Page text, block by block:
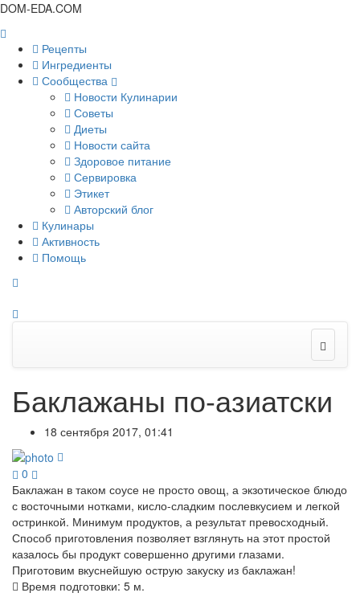
DOM-EDA.COM
Рецепты
Ингредиенты
Сообщества
Новости Кулинарии
Советы
Диеты
Новости сайта
Здоровое питание
Сервировка
Этикет
Авторский блог
Кулинары
Активность
Помощь
Баклажаны по-азиатски
18 сентября 2017, 01:41
0
Баклажан в таком соусе не просто овощ, а экзотическое блюдо
с восточными нотками, кисло-сладким послевкусием и легкой
остринкой. Минимум продуктов, а результат превосходный.
Способ приготовления позволяет взглянуть на этот простой
казалось бы продукт совершенно другими глазами.
Приготовим вкуснейшую острую закуску из баклажан!
Время подготовки: 5 м.